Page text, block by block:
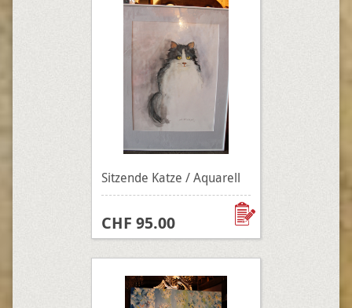
Sitzende Katze / Aquarell
CHF 95.00